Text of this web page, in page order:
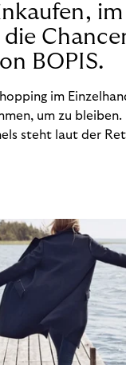
BOPIS.
im
um zu bleiben.
steht laut der
werden kann.
die Ware im
Vorteile, hat aber
Betrugsfälle oder
nur einige der
stellen die Vor-